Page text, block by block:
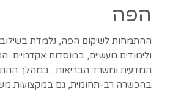
הפה
ההתמחות לשיקום הפה, נלמדת בשילוב
ולימודים מעשיים, במוסדות אקדמיים
המדעית ומשרד הבריאות. במהלך
בהכשרה רב-תחומית, גם במקצועות